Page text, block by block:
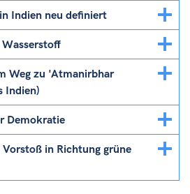
Indien neu definiert
Weg zu 'Atmanirbhar
Indien)
Demokratie
in Richtung grüne